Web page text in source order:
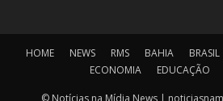
HOME NEWS RMS BAHIA BRASIL
ECONOMIA
EDUCAÇÃO
© Notícias na Mídia News |